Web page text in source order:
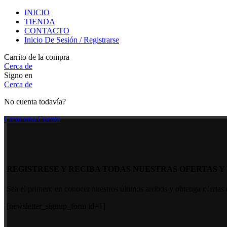
INICIO
TIENDA
CONTACTO
Inicio De Sesión / Registrarse
Carrito de la compra
Cerca de
Signo en
Cerca de
No cuenta todavía?
Crear una Cuenta